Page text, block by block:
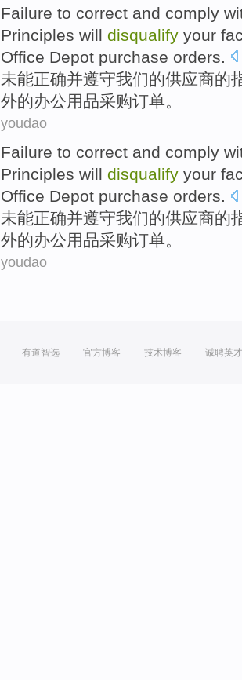
Failure to correct and comply
Principles will disqualify your
Office Depot purchase orders
未能正确并遵守我们的供应商的
外的办公用品采购订单。
youdao
Failure to correct and comply
Principles will disqualify your
Office Depot purchase orders.
未能正确并遵守我们的供应商的
外的办公用品采购订单。
youdao
有道智选 官方博客 技术博客 诚聘英才